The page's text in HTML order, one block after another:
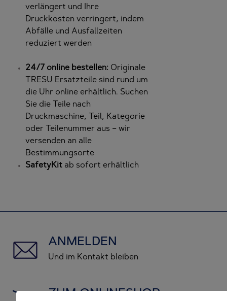
verlängert und Ihre
Druckkosten verringert, indem
Abfälle und Ausfallzeiten
reduziert werden
24/7 online bestellen: Originale
TRESU Ersatzteile sind rund um
die Uhr online erhältlich. Suchen
Sie die Teile nach
Druckmaschine, Teil, Kategorie
oder Teilenummer aus – wir
versenden an alle
Bestimmungsorte
SafetyKit ab sofort erhältlich
ANMELDEN
Und im Kontakt bleiben
ZUM ONLINESHOP